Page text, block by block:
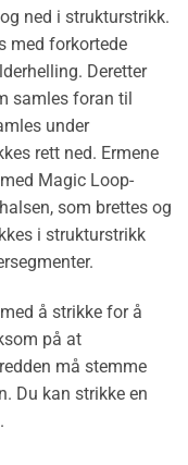
ned i strukturstrikk.
med forkortede
Deretter
samles foran til
under
rett ned. Ermene
Magic Loop-
som brettes og
i strukturstrikk
å strikke for å
på at
må stemme
Du kan strikke en